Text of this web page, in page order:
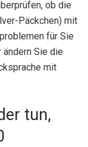
ob die
Päckchen) mit
für Sie
Sie die
mit
tun,